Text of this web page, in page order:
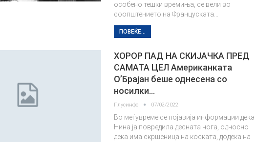
особено тешки времиња, се вели во
соопштението на Француската…
ПОВЕЌЕ...
ХОРОР ПАД НА СКИЈАЧКА ПРЕД
САМАТА ЦЕЛ Американката
О’Брајан беше однесена со
носилки…
Плусинфо 07/02/2022
Во меѓувреме се појавија информации дека
Нина ја повредила десната нога, односно
дека има скршеница на коската, додека на